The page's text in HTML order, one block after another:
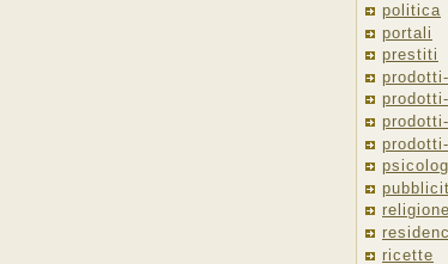
politica
portali
prestiti
religione
ricette